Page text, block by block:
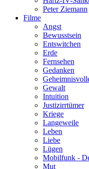
Peter Ziemann
Filme
Angst
Bewusstsein
Entswitchen
Erde
Fernsehen
Gedanken
Gewalt
Intuition
Justizirrtümer
Kriege
Langeweile
Leben
Liebe
Lügen
Mobilfunk -
Mut